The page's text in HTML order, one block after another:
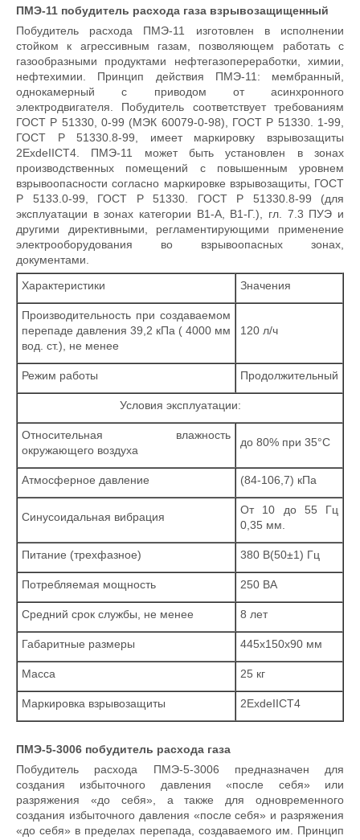
ПМЭ-11 побудитель расхода газа взрывозащищенный
Побудитель расхода ПМЭ-11 изготовлен в исполнении
стойком к агрессивным газам, позволяющем работать с
газообразными продуктами нефтегазопереработки, химии,
нефтехимии. Принцип действия ПМЭ-11: мембранный,
однокамерный с приводом от асинхронного
электродвигателя. Побудитель соответствует требованиям
ГОСТ Р 51330, 0-99 (МЭК 60079-0-98), ГОСТ Р 51330. 1-99,
ГОСТ Р 51330.8-99, имеет маркировку взрывозащиты
2ЕxdeIICT4. ПМЭ-11 может быть установлен в зонах
производственных помещений с повышенным уровнем
взрывоопасности согласно маркировке взрывозащиты, ГОСТ
Р 5133.0-99, ГОСТ Р 51330. ГОСТ Р 51330.8-99 (для
эксплуатации в зонах категории В1-А, В1-Г.), гл. 7.3 ПУЭ и
другими директивными, регламентирующими применение
электрооборудования во взрывоопасных зонах,
документами.
Характеристики
Значения
Производительность при создаваемом
перепаде давления 39,2 кПа ( 4000 мм
вод. ст.), не менее
120 л/ч
Режим работы Продолжительный
Условия эксплуатации:
Относительная влажность
окружающего воздуха
до 80% при 35°С
Атмосферное давление (84-106,7) кПа
Синусоидальная вибрация
От 10 до 55 Гц
0,35 мм.
Питание (трехфазное) 380 В(50±1) Гц
Потребляемая мощность 250 ВА
Средний срок службы, не менее 8 лет
Габаритные размеры 445х150х90 мм
Масса 25 кг
Маркировка взрывозащиты 2ЕxdeIICT4
ПМЭ-5-3006 побудитель расхода газа
Побудитель расхода ПМЭ-5-3006 предназначен для
создания избыточного давления «после себя» или
разряжения «до себя», а также для одновременного
создания избыточного давления «после себя» и разряжения
«до себя» в пределах перепада, создаваемого им. Принцип